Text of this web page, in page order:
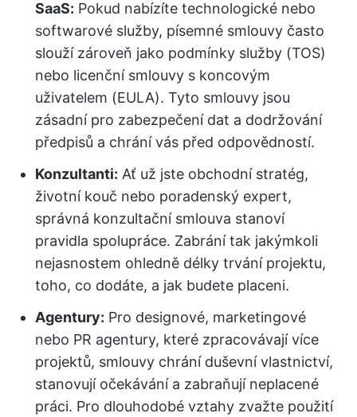
SaaS: Pokud nabízíte technologické nebo
softwarové služby, písemné smlouvy často
slouží zároveň jako podmínky služby (TOS)
nebo licenční smlouvy s koncovým
uživatelem (EULA). Tyto smlouvy jsou
zásadní pro zabezpečení dat a dodržování
předpisů a chrání vás před odpovědností.
Konzultanti: Ať už jste obchodní stratég,
životní kouč nebo poradenský expert,
správná konzultační smlouva stanoví
pravidla spolupráce. Zabrání tak jakýmkoli
nejasnostem ohledně délky trvání projektu,
toho, co dodáte, a jak budete placeni.
Agentury: Pro designové, marketingové
nebo PR agentury, které zpracovávají více
projektů, smlouvy chrání duševní vlastnictví,
stanovují očekávání a zabraňují neplacené
práci. Pro dlouhodobé vztahy zvažte použití